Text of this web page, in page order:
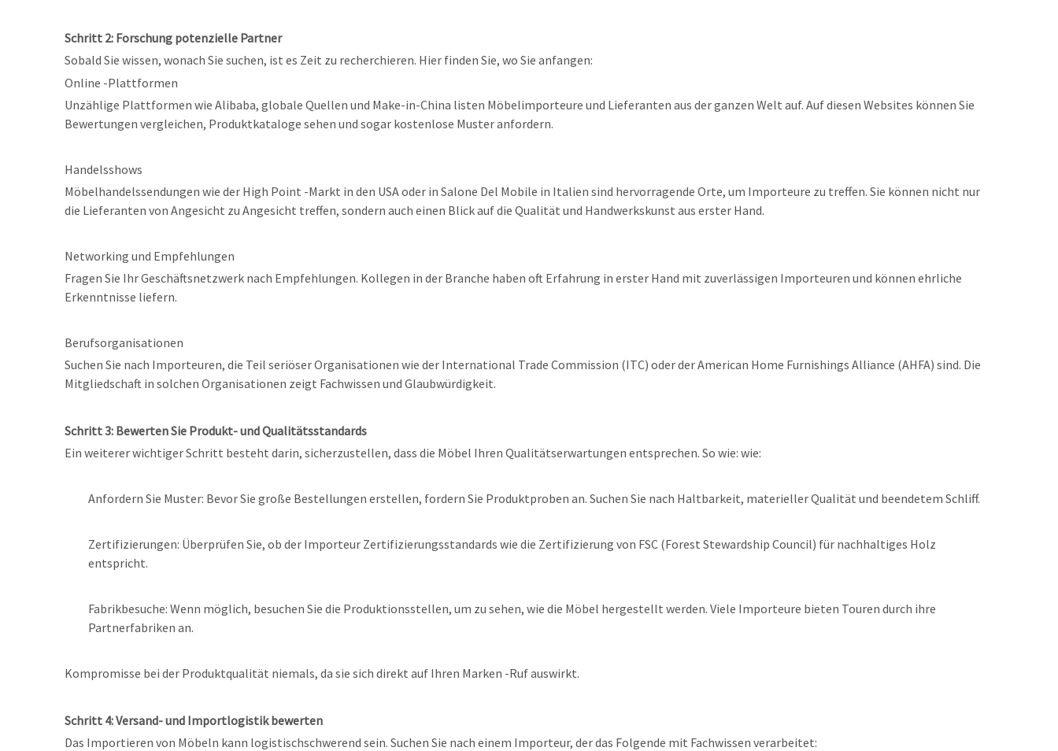
Schritt 2: Forschung potenzielle Partner
Sobald Sie wissen, wonach Sie suchen, ist es Zeit zu recherchieren. Hier finden Sie, wo Sie anfangen:
Online -Plattformen
Unzählige Plattformen wie Alibaba, globale Quellen und Make-in-China listen Möbelimporteure und Lieferanten aus der ganzen Welt auf. Auf diesen Websites können Sie
Bewertungen vergleichen, Produktkataloge sehen und sogar kostenlose Muster anfordern.
Handelsshows
Möbelhandelssendungen wie der High Point -Markt in den USA oder in Salone Del Mobile in Italien sind hervorragende Orte, um Importeure zu treffen. Sie können nicht nur
die Lieferanten von Angesicht zu Angesicht treffen, sondern auch einen Blick auf die Qualität und Handwerkskunst aus erster Hand.
Networking und Empfehlungen
Fragen Sie Ihr Geschäftsnetzwerk nach Empfehlungen. Kollegen in der Branche haben oft Erfahrung in erster Hand mit zuverlässigen Importeuren und können ehrliche
Erkenntnisse liefern.
Berufsorganisationen
Suchen Sie nach Importeuren, die Teil seriöser Organisationen wie der International Trade Commission (ITC) oder der American Home Furnishings Alliance (AHFA) sind. Die
Mitgliedschaft in solchen Organisationen zeigt Fachwissen und Glaubwürdigkeit.
Schritt 3: Bewerten Sie Produkt- und Qualitätsstandards
Ein weiterer wichtiger Schritt besteht darin, sicherzustellen, dass die Möbel Ihren Qualitätserwartungen entsprechen. So wie: wie:
Anfordern Sie Muster: Bevor Sie große Bestellungen erstellen, fordern Sie Produktproben an. Suchen Sie nach Haltbarkeit, materieller Qualität und beendetem Schliff.
Zertifizierungen: Überprüfen Sie, ob der Importeur Zertifizierungsstandards wie die Zertifizierung von FSC (Forest Stewardship Council) für nachhaltiges Holz
entspricht.
Fabrikbesuche: Wenn möglich, besuchen Sie die Produktionsstellen, um zu sehen, wie die Möbel hergestellt werden. Viele Importeure bieten Touren durch ihre
Partnerfabriken an.
Kompromisse bei der Produktqualität niemals, da sie sich direkt auf Ihren Marken -Ruf auswirkt.
Schritt 4: Versand- und Importlogistik bewerten
Das Importieren von Möbeln kann logistischschwerend sein. Suchen Sie nach einem Importeur, der das Folgende mit Fachwissen verarbeitet: